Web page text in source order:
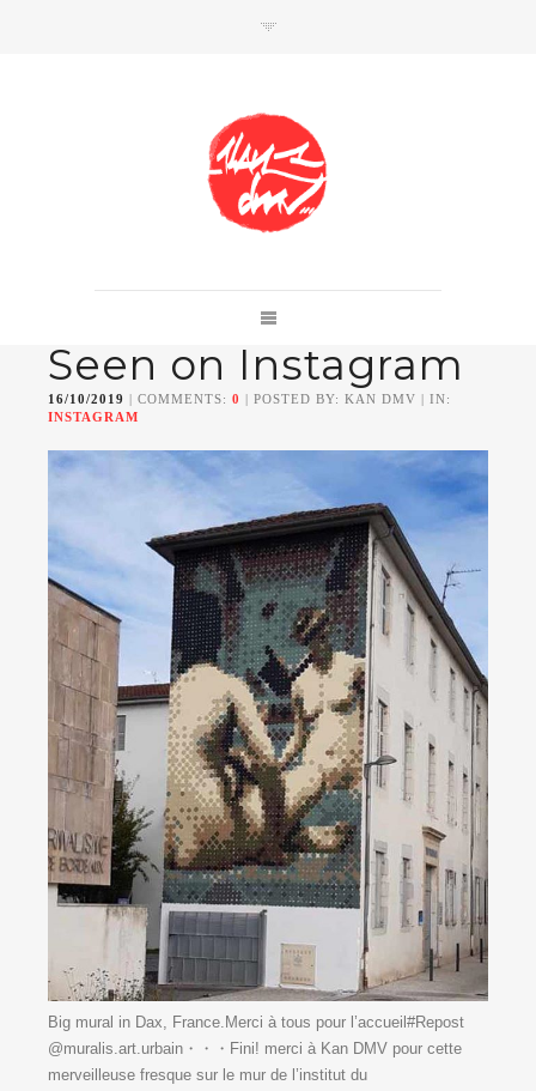
Member of
Da Mental Vaporz
[ BOM.K BLO BRUSK GRIS1ISOJAWS KAN
LEK SOWAT]
Seen on Instagram
16/10/2019 | COMMENTS: 0 | POSTED BY: KAN DMV | IN:
INSTAGRAM
Big mural in Dax, France.Merci à tous pour l’accueil#Repost
@muralis.art.urbain・・・Fini! merci à Kan DMV pour cette
merveilleuse fresque sur le mur de l’institut du